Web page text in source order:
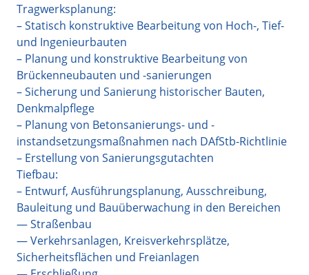
Tragwerksplanung:
– Statisch konstruktive Bearbeitung von Hoch-, Tief-
und Ingenieurbauten
– Planung und konstruktive Bearbeitung von
Brückenneubauten und -sanierungen
– Sicherung und Sanierung historischer Bauten,
Denkmalpflege
– Planung von Betonsanierungs- und -
instandsetzungsmaßnahmen nach DAfStb-Richtlinie
– Erstellung von Sanierungsgutachten
Tiefbau:
– Entwurf, Ausführungsplanung, Ausschreibung,
Bauleitung und Bauüberwachung in den Bereichen
— Straßenbau
— Verkehrsanlagen, Kreisverkehrsplätze,
Sicherheitsflächen und Freianlagen